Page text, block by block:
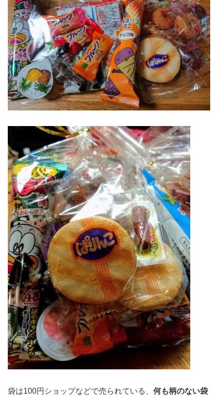
袋は100円ショップなどで売られている、 何も柄のない袋